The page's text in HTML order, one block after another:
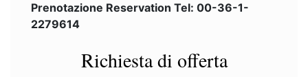
Prenotazione Reservation Tel: 00-36-1-
2279614
Richiesta di offerta